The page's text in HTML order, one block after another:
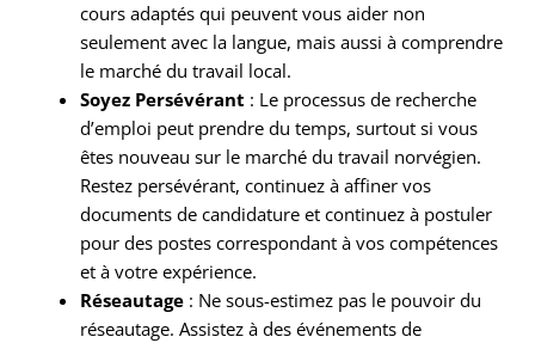
cours adaptés qui peuvent vous aider non
seulement avec la langue, mais aussi à comprendre
le marché du travail local.
Soyez Persévérant : Le processus de recherche
d’emploi peut prendre du temps, surtout si vous
êtes nouveau sur le marché du travail norvégien.
Restez persévérant, continuez à affiner vos
documents de candidature et continuez à postuler
pour des postes correspondant à vos compétences
et à votre expérience.
Réseautage : Ne sous-estimez pas le pouvoir du
réseautage. Assistez à des événements de